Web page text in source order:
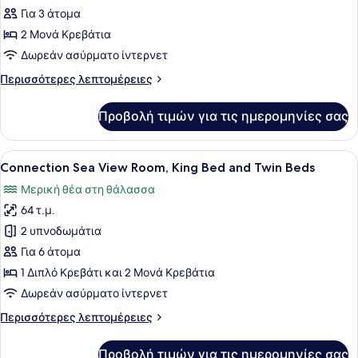
Standard
Δωμάτιο,
2
Μονά
Κρεβάτια,
Πόλη
Για 3 άτομα
2 Μονά Κρεβάτια
Δωρεάν ασύρματο ίντερνετ
Περισσότερες λεπτομέρειες
Περισσότερες
Δωμάτιο,
Μονά
Θέα
στην
Πόλη
Προβολή τιμών για τις ημερομηνίες σας
Προβολή
όλων
των
φωτογραφιών
για
Connection
Sea
View
Room,
King
Ένα δωμάτιο ξενοδοχείου με ένα
10
Connection Sea View Room, King Bed and Twin Beds
Μερική θέα στη θάλασσα
64 τ.μ.
2 υπνοδωμάτια
Για 6 άτομα
1 Διπλό Κρεβάτι και 2 Μονά Κρεβάτια
Δωρεάν ασύρματο ίντερνετ
Περισσότερες λεπτομέρειες
Περισσότερες
Προβολή τιμών για τις ημερομηνίες σας